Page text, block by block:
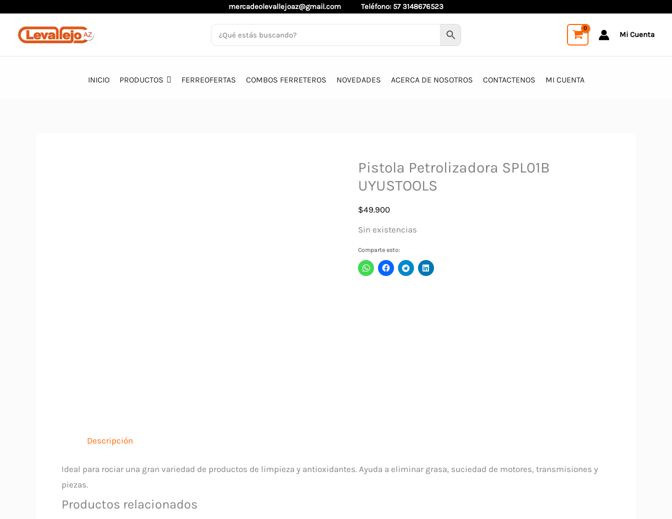
contenido
mercadeolevallejoaz@gmail.com Teléfono: 57 3148676523
Mi Cuenta
INICIO PRODUCTOS FERREOFERTAS COMBOS FERRETEROS NOVEDADES ACERCA DE NOSOTROS CONTACTENOS MI CUENTA
Pistola Petrolizadora SPL01B
UYUSTOOLS
$49.900
Sin existencias
Comparte esto:
Descripción
Ideal para rociar una gran variedad de productos de limpieza y antioxidantes. Ayuda a eliminar grasa, suciedad de motores, transmisiones y
piezas.
Productos relacionados